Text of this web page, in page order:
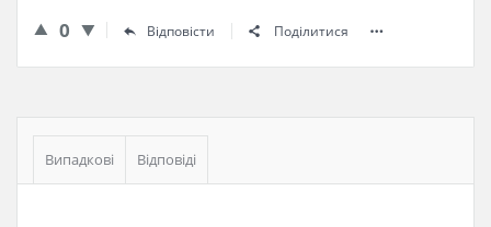
0 Відповісти Поділитися
Бічна
панель
Випадкові Відповіді